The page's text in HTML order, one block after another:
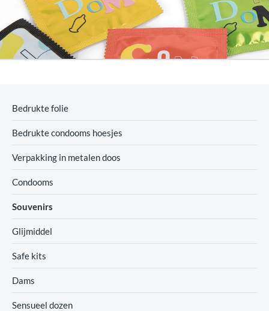
Bedrukte folie
Bedrukte condooms hoesjes
Verpakking in metalen doos
Condooms
Souvenirs
Glijmiddel
Safe kits
Dams
Sensueel dozen